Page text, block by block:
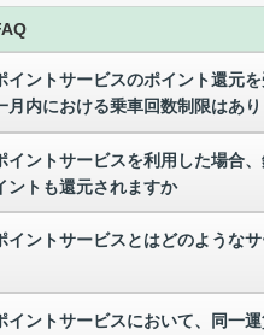
イントサービスのポイント還元
月内における乗車回数制限はあ
イントサービスを利用した場合
ントも還元されますか
イントサービスとはどのような
イントサービスにおいて、同一